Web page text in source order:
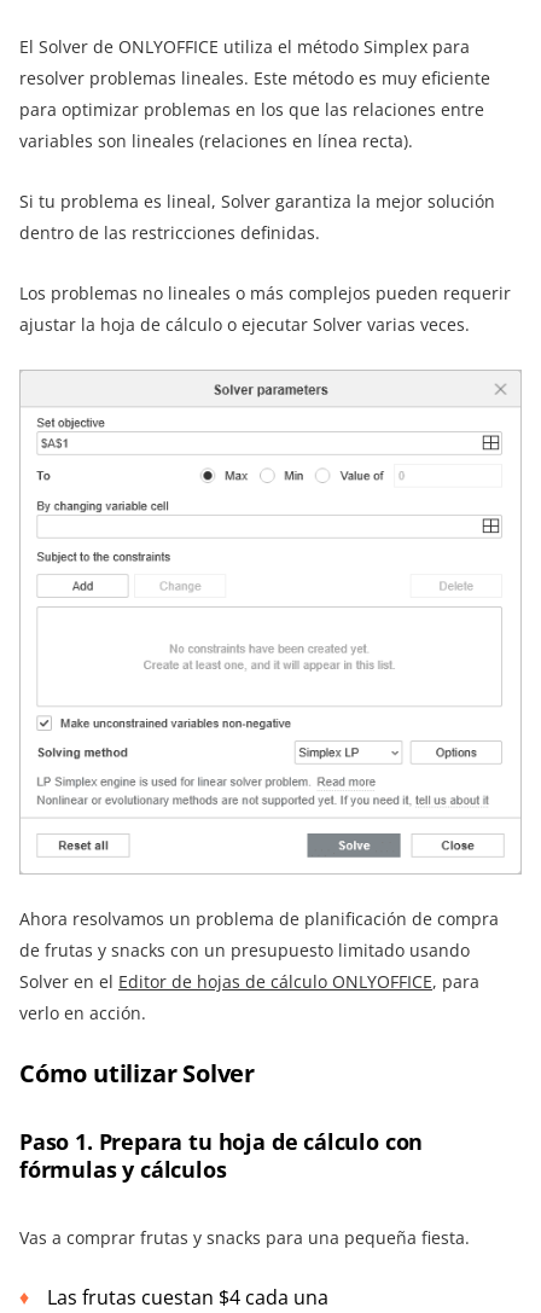
El Solver de ONLYOFFICE utiliza el método Simplex para
resolver problemas lineales. Este método es muy eficiente
para optimizar problemas en los que las relaciones entre
variables son lineales (relaciones en línea recta).
Si tu problema es lineal, Solver garantiza la mejor solución
dentro de las restricciones definidas.
Los problemas no lineales o más complejos pueden requerir
ajustar la hoja de cálculo o ejecutar Solver varias veces.
Ahora resolvamos un problema de planificación de compra
de frutas y snacks con un presupuesto limitado usando
Solver en el Editor de hojas de cálculo ONLYOFFICE, para
verlo en acción.
Cómo utilizar Solver
Paso 1. Prepara tu hoja de cálculo con
fórmulas y cálculos
Vas a comprar frutas y snacks para una pequeña fiesta.
Las frutas cuestan $4 cada una